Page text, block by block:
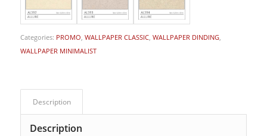
Categories: PROMO, WALLPAPER CLASSIC, WALLPAPER DINDING,
WALLPAPER MINIMALIST
Description
Description